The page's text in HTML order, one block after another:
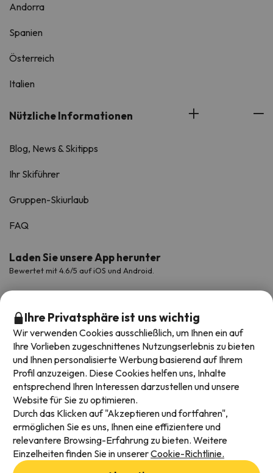
Andorra
Spanien
Österreich
Italien
Nützliche Informationen
Blog, News & Skitipps
Ihr Skiführer
Gruppen-Skiurlaub
FAQ
Laden Sie unsere App herunter
Bewertet mit 4.6/5 auf iOS und Android.
Verfügbare Zahlungsarten
Ihre Privatsphäre ist uns wichtig
Wir verwenden Cookies ausschließlich, um Ihnen ein auf
Ihre Vorlieben zugeschnittenes Nutzungserlebnis zu bieten
und Ihnen personalisierte Werbung basierend auf Ihrem
Profil anzuzeigen. Diese Cookies helfen uns, Inhalte
entsprechend Ihren Interessen darzustellen und unsere
Website für Sie zu optimieren.
Durch das Klicken auf "Akzeptieren und fortfahren",
ermöglichen Sie es uns, Ihnen eine effizientere und
relevantere Browsing-Erfahrung zu bieten. Weitere
Einzelheiten finden Sie in unsererCookie-Richtlinie.